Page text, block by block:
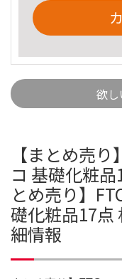
欲
【まとめ売
コ 基礎化粧
とめ売り】
礎化粧品17点
細情報